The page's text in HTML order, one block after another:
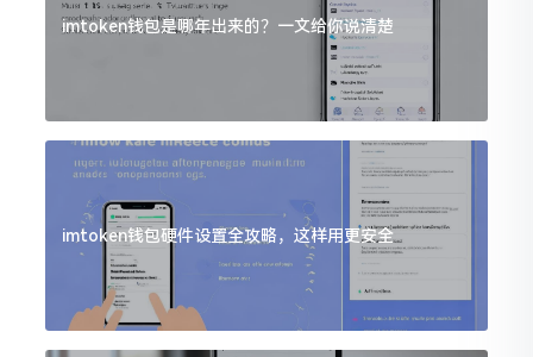
imtoken钱包是哪年出来的？一文给你说清楚
imtoken钱包硬件设置全攻略，这样用更安全